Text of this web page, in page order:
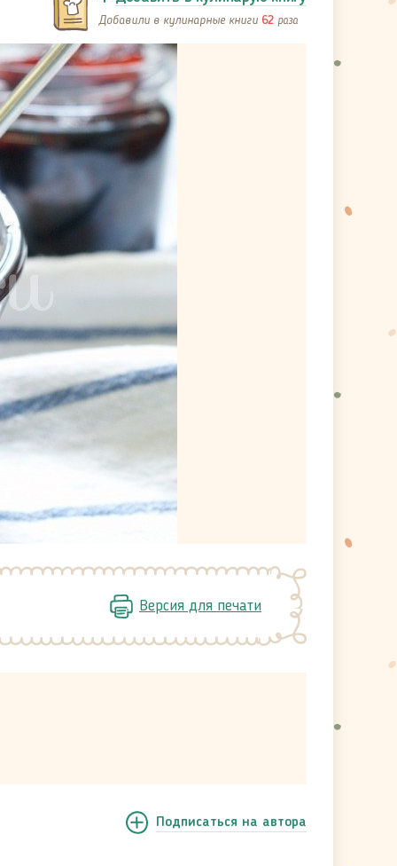
Добавили в кулинарные книги 62 раза
Версия для печати
Подписаться на автора